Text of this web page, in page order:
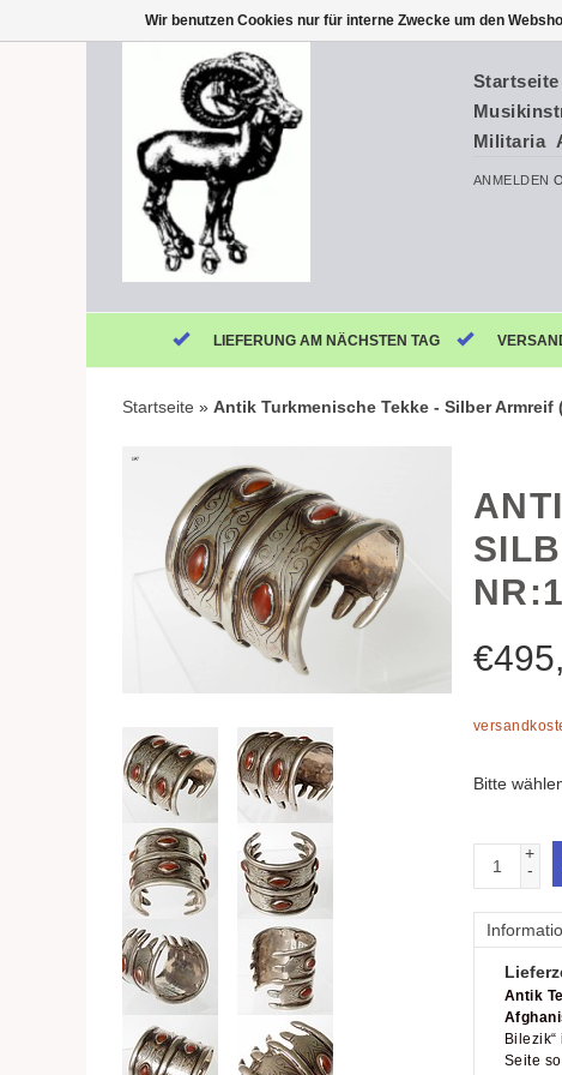
Startseite
Militaria
ANMELDEN
LIEFERUNG AM NÄCHSTEN TAG
Startseite » Antik Turkmenische Tekke - Silber Armreif
€
Bitte
+
-
Antik
Seite
Wir benutzen Cookies nur für interne Zwecke um den